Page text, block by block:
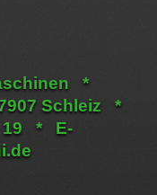
*
Schleiz *
19 * E-